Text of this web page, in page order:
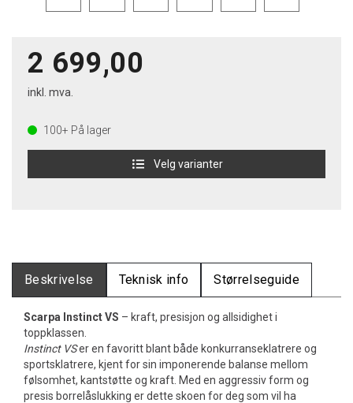
2 699,00
inkl. mva.
100+ På lager
Velg varianter
Beskrivelse Teknisk info Størrelseguide
Scarpa Instinct VS – kraft, presisjon og allsidighet i
toppklassen.
Instinct VSer en favoritt blant både konkurranseklatrere og
sportsklatrere, kjent for sin imponerende balanse mellom
følsomhet, kantstøtte og kraft. Med en aggressiv form og
presis borrelåslukking er dette skoen for deg som vil ha